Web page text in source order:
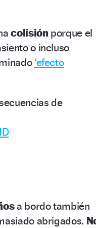
colisión porque el
o incluso
‘efecto
de
a bordo también
abrigados.